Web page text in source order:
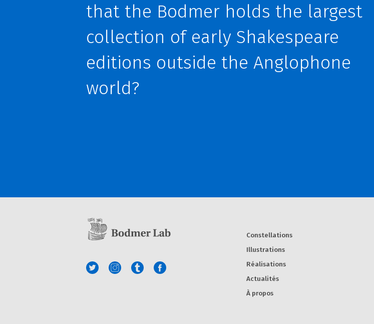
that the Bodmer holds the largest
collection of early Shakespeare
editions outside the Anglophone
world?
Constellations
Illustrations
Réalisations
Actualités
À propos